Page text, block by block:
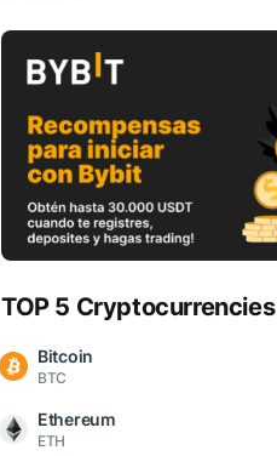
TOP 5 Cryptocurrencies
Bitcoin
BTC
Ethereum
ETH